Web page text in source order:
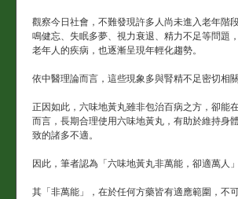
觀察今日社會，不難發現許多人尚未進入老年階
鳴健忘、失眠多夢、視力衰退、精力不足等問題
老年人的疾病，也逐漸呈現年輕化趨勢。
依中醫理論而言，這些現象多與腎精不足密切相關
正因如此，六味地黃丸雖非包治百病之方，卻能
而言，長期合理使用六味地黃丸，有助於維持身
致的諸多不適。
因此，筆者認為「六味地黃丸非萬能，卻適萬人
其「非萬能」，在於任何方藥皆有適應範圍，不